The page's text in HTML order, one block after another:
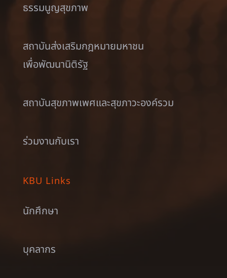
ธรรมนูญสุขภาพ
สถาบันส่งเสริมกฎหมายมหาชน
เพื่อพัฒนานิติรัฐ
สถาบันสุขภาพเพศและสุขภาวะองค์รวม
ร่วมงานกับเรา
KBU Links
นักศึกษา
บุคลากร